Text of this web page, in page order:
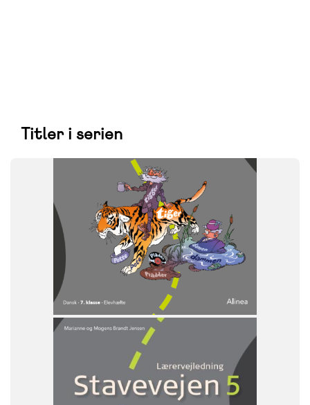
Titler i serien
NIVEAU